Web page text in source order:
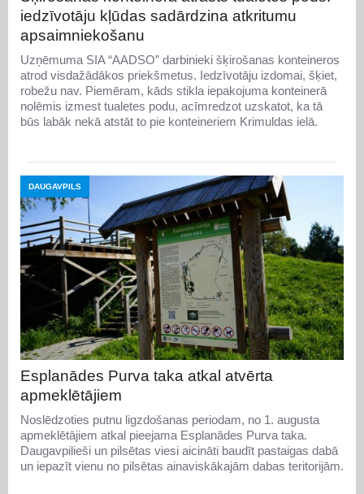
iedzīvotāju kļūdas sadārdzina atkritumu
apsaimniekošanu
Uzņēmuma SIA “AADSO” darbinieki šķirošanas konteineros
atrod visdažādākos priekšmetus. Iedzīvotāju izdomai, šķiet,
robežu nav. Piemēram, kāds stikla iepakojuma konteinerā
nolēmis izmest tualetes podu, acīmredzot uzskatot, ka tā
būs labāk nekā atstāt to pie konteineriem Krimuldas ielā.
DAUGAVPILS
Esplanādes Purva taka atkal atvērta
apmeklētājiem
Noslēdzoties putnu ligzdošanas periodam, no 1. augusta
apmeklētājiem atkal pieejama Esplanādes Purva taka.
Daugavpilieši un pilsētas viesi aicināti baudīt pastaigas dabā
un iepazīt vienu no pilsētas ainaviskākajām dabas teritorijām.